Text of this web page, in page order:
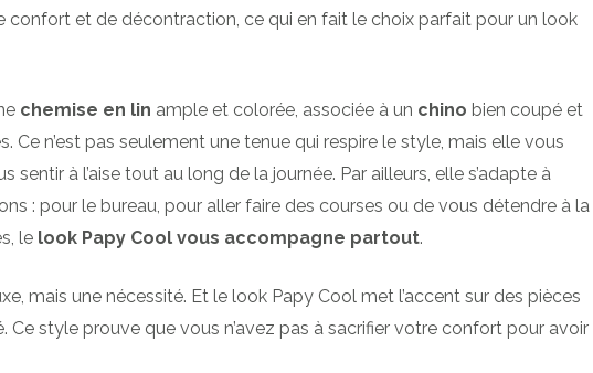
confort et de décontraction, ce qui en fait le choix parfait pour un look
chemise en lin ample et colorée, associée à un chino bien coupé et
Ce n’est pas seulement une tenue qui respire le style, mais elle vous
à l’aise tout au long de la journée. Par ailleurs, elle s’adapte à
: pour le bureau, pour aller faire des courses ou de vous détendre à la
le look Papy Cool vous accompagne partout.
mais une nécessité. Et le look Papy Cool met l’accent sur des pièces
style prouve que vous n’avez pas à sacrifier votre confort pour avoir